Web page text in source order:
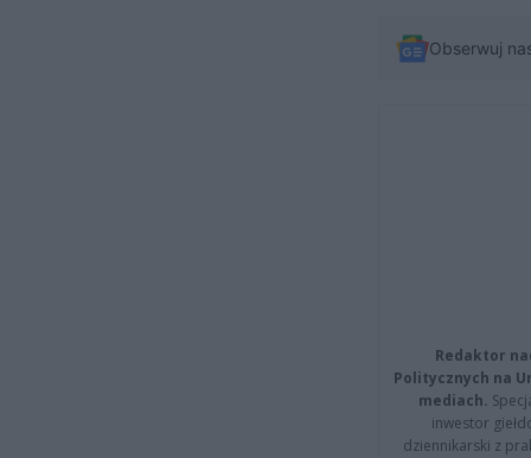
Obserwuj
Redaktor
Politycznych na
mediach.
inwestor
dziennikarski z